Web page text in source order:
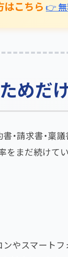
はこちら 👉 無
めだ
書・請求書・
まだ続けてい
やスマートフ